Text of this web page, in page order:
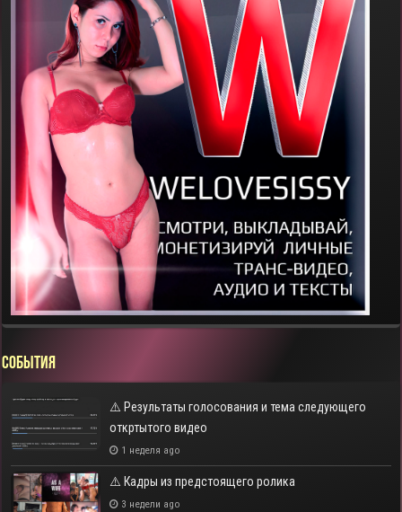
СОБЫТИЯ
⚠️ Результаты голосования и тема следующего
откртытого видео
1 неделя ago
⚠️ Кадры из предстоящего ролика
3 недели ago